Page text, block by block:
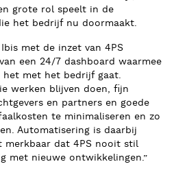
grote rol speelt in de
het bedrijf nu doormaakt.
met de inzet van 4PS
een 24/7 dashboard waarmee
met het bedrijf gaat.
werken blijven doen, fijn
en partners en goede
te minimaliseren en zo
Automatisering is daarbij
merkbaar dat 4PS nooit stil
met nieuwe ontwikkelingen.”